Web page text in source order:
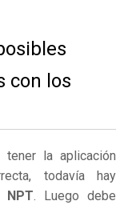
con los
la aplicación
todavía hay
. Luego debe